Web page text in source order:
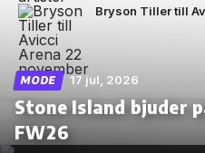
Bryson Tiller till
MODE 17 jul, 2026
Stone Island bjuder
FW26